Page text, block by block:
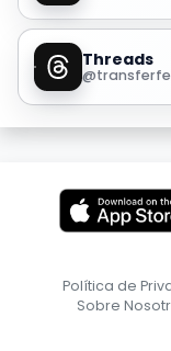
Threads
Política de
Sobre